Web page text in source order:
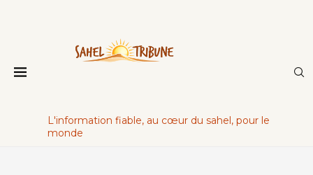
L'information fiable, au cœur du sahel, pour le
monde